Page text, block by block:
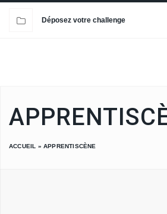
Déposez votre challenge
ACCUEIL »APPRENTISCÈNE